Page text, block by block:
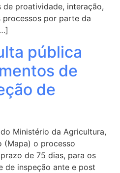
proatividade, interação,
por parte da
pública
de
de
Ministério da Agricultura,
(Mapa) o processo
de 75 dias, para os
de inspeção ante e post